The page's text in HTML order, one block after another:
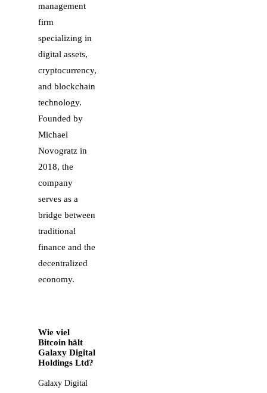
management
firm
specializing in
digital assets,
cryptocurrency,
and blockchain
technology.
Founded by
Michael
Novogratz in
2018, the
company
serves as a
bridge between
traditional
finance and the
decentralized
economy.
Wie viel
Bitcoin hält
Galaxy Digital
Holdings Ltd?
Galaxy Digital